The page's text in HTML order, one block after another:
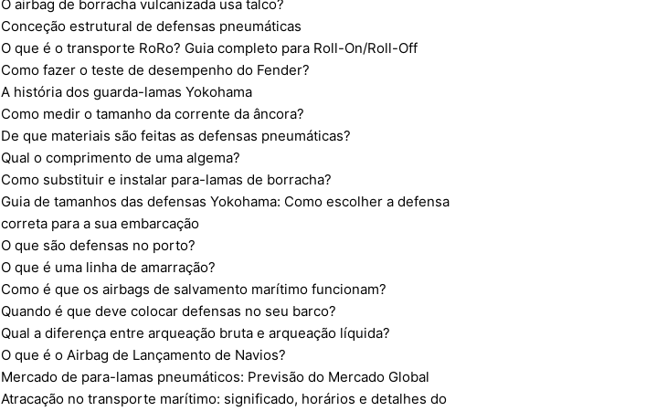
O airbag de borracha vulcanizada usa talco?
Conceção estrutural de defensas pneumáticas
O que é o transporte RoRo? Guia completo para Roll-On/Roll-Off
Como fazer o teste de desempenho do Fender?
A história dos guarda-lamas Yokohama
Como medir o tamanho da corrente da âncora?
De que materiais são feitas as defensas pneumáticas?
Qual o comprimento de uma algema?
Como substituir e instalar para-lamas de borracha?
Guia de tamanhos das defensas Yokohama: Como escolher a defensa
correta para a sua embarcação
O que são defensas no porto?
O que é uma linha de amarração?
Como é que os airbags de salvamento marítimo funcionam?
Quando é que deve colocar defensas no seu barco?
Qual a diferença entre arqueação bruta e arqueação líquida?
O que é o Airbag de Lançamento de Navios?
Mercado de para-lamas pneumáticos: Previsão do Mercado Global
Atracação no transporte marítimo: significado, horários e detalhes do